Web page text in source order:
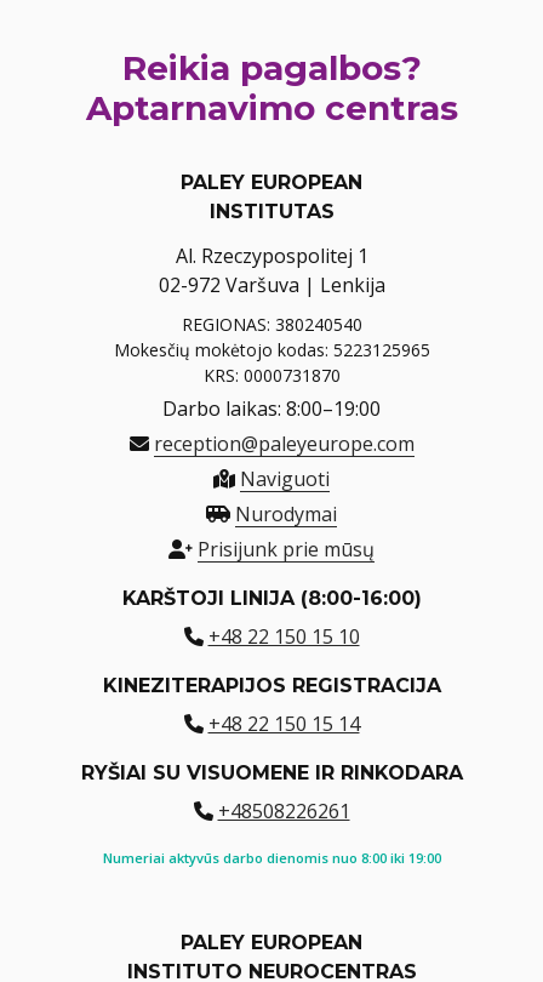
Reikia pagalbos?
Aptarnavimo centras
PALEY EUROPEAN
INSTITUTAS
Al. Rzeczypospolitej 1
02-972 Varšuva | Lenkija
REGIONAS: 380240540
Mokesčių mokėtojo kodas: 5223125965
KRS: 0000731870
Darbo laikas: 8:00–19:00
reception@paleyeurope.com
Naviguoti
Nurodymai
Prisijunk prie mūsų
KARŠTOJI LINIJA (8:00-16:00)
+48 22 150 15 10
KINEZITERAPIJOS REGISTRACIJA
+48 22 150 15 14
RYŠIAI SU VISUOMENE IR RINKODARA
+48508226261
Numeriai aktyvūs darbo dienomis nuo 8:00 iki 19:00
PALEY EUROPEAN
INSTITUTO NEUROCENTRAS